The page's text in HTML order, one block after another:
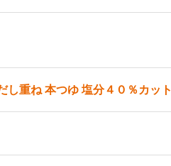
し重ね 本つゆ 塩分４０％カット